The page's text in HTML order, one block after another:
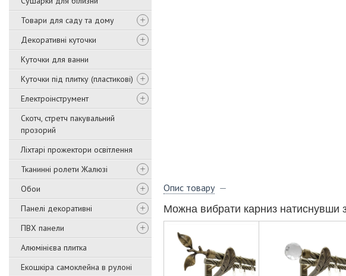
Товари для саду та дому
Декоративні куточки
Куточки для ванни
Куточки під плитку (пластикові)
Електроінструмент
Скотч, стретч пакувальний
прозорий
Ліхтарі прожектори освітлення
Тканинні ролети Жалюзі
Обои
Панелі декоративні
ПВХ панели
Алюмінієва плитка
Екошкіра самоклейна в рулоні
Опис товару
Можна вибрати карниз натиснувши